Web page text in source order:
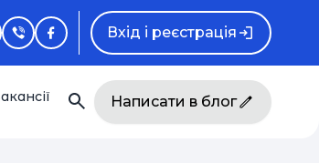
Вхід і реєстрація
Написати в блог